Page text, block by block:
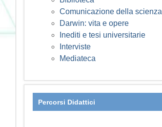
Comunicazione della scienza
Darwin: vita e opere
Inediti e tesi universitarie
Interviste
Mediateca
Percorsi Didattici